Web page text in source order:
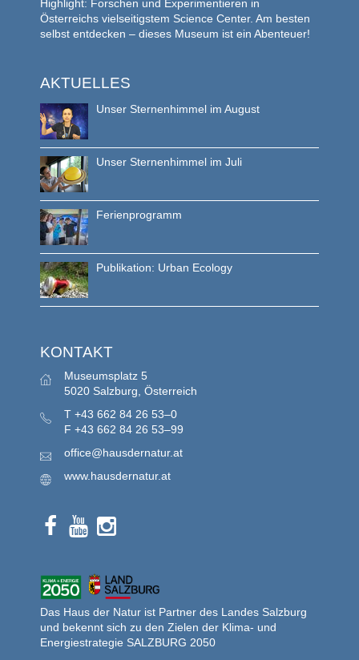
Highlight: Forschen und Experimentieren in
Österreichs vielseitigstem Science Center. Am besten
selbst entdecken – dieses Museum ist ein Abenteuer!
AKTUELLES
Unser Sternenhimmel im August
Unser Sternenhimmel im Juli
Ferienprogramm
Publikation: Urban Ecology
KONTAKT
Museumsplatz 5
5020 Salzburg, Österreich
T +43 662 84 26 53–0
F +43 662 84 26 53–99
office@hausdernatur.at
www.hausdernatur.at
Das Haus der Natur ist Partner des Landes Salzburg
und bekennt sich zu den Zielen der Klima- und
Energiestrategie SALZBURG 2050